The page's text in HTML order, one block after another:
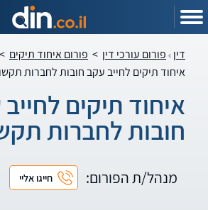
דין פורום עורכי דין > פורום איחוד תיקים >
איחוד תיקים לחייב עקב חובות לחברות
איחוד תיקים
חובות לחברות
מנהל/ת הפורום: חייגו אליי